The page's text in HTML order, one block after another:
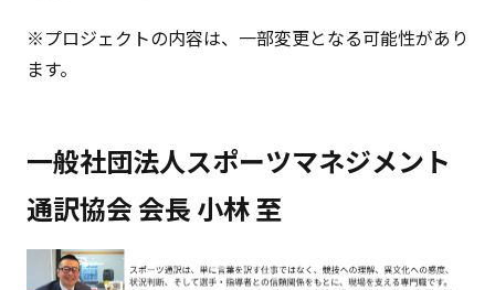
※プロジェクトの内容は、一部変更となる可能性があり
ます。
一般社団法人スポーツマネジメント
通訳協会 会長 小林 至